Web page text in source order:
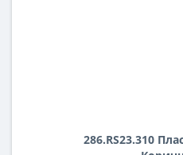
286.RS23.310